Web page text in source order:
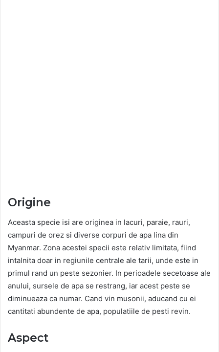
Origine
Aceasta specie isi are originea in lacuri, paraie, rauri,
campuri de orez si diverse corpuri de apa lina din
Myanmar. Zona acestei specii este relativ limitata, fiind
intalnita doar in regiunile centrale ale tarii, unde este in
primul rand un peste sezonier. In perioadele secetoase ale
anului, sursele de apa se restrang, iar acest peste se
diminueaza ca numar. Cand vin musonii, aducand cu ei
cantitati abundente de apa, populatiile de pesti revin.
Aspect